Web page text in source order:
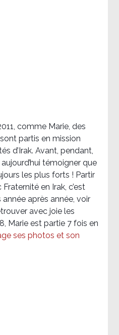
comme Marie, des
partis en mission
d’Irak. Avant, pendant,
témoigner que
les plus forts ! Partir
en Irak, c’est
après année, voir
avec joie les
Marie est partie 7 fois en
ses photos et son